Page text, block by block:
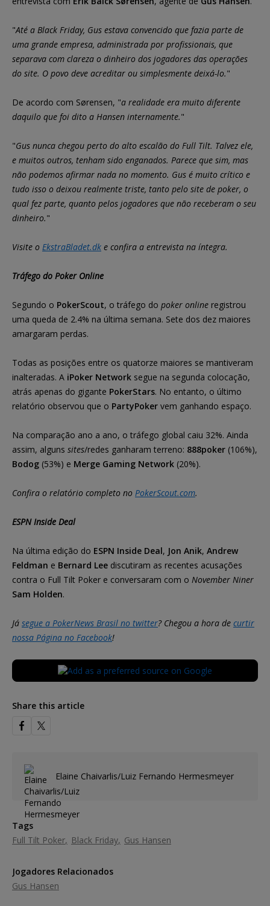
"Até a Black Friday, Gus estava convencido que fazia parte de
uma grande empresa, administrada por profissionais, que
separava com clareza o dinheiro dos jogadores das operações
do site. O povo deve acreditar ou simplesmente deixá-lo."
De acordo com Sørensen, "a realidade era muito diferente
daquilo que foi dito a Hansen internamente."
"Gus nunca chegou perto do alto escalão do Full Tilt. Talvez ele,
e muitos outros, tenham sido enganados. Parece que sim, mas
não podemos afirmar nada no momento. Gus é muito crítico e
tudo isso o deixou realmente triste, tanto pelo site de poker, o
qual fez parte, quanto pelos jogadores que não receberam o seu
dinheiro."
Visite o EkstraBladet.dk e confira a entrevista na íntegra.
Tráfego do Poker Online
Segundo o PokerScout, o tráfego do poker online registrou
uma queda de 2.4% na última semana. Sete dos dez maiores
amargaram perdas.
Todas as posições entre os quatorze maiores se mantiveram
inalteradas. A iPoker Network segue na segunda colocação,
atrás apenas do gigante PokerStars. No entanto, o último
relatório observou que o PartyPoker vem ganhando espaço.
Na comparação ano a ano, o tráfego global caiu 32%. Ainda
assim, alguns sites/redes ganharam terreno: 888poker (106%),
Bodog (53%) e Merge Gaming Network (20%).
Confira o relatório completo no PokerScout.com.
ESPN Inside Deal
Na última edição do ESPN Inside Deal, Jon Anik, Andrew
Feldman e Bernard Lee discutiram as recentes acusações
contra o Full Tilt Poker e conversaram com o November Niner
Sam Holden.
Já segue a PokerNews Brasil no twitter? Chegou a hora de curtir
nossa Página no Facebook!
Share this article
Elaine Chaivarlis/Luiz Fernando Hermesmeyer
Tags
Full Tilt Poker
Black Friday Gus Hansen
Jogadores Relacionados
Gus Hansen